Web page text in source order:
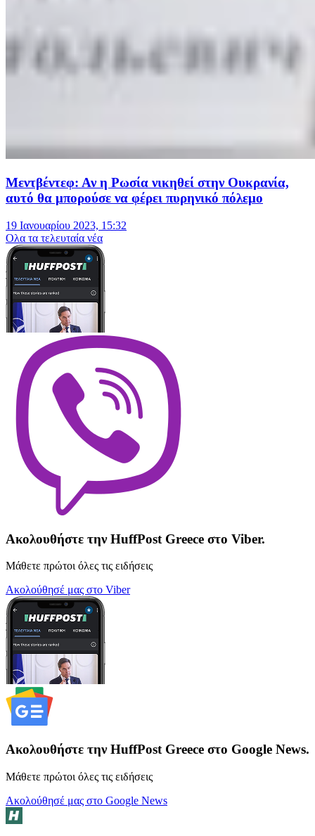
Μεντβέντεφ: Αν η Ρωσία νικηθεί στην Ουκρανία,
αυτό θα μπορούσε να φέρει πυρηνικό πόλεμο
19 Ιανουαρίου 2023, 15:32
Oλα τα τελευταία νέα
Ακολουθήστε την HuffPost Greece στο Viber.
Μάθετε πρώτοι όλες τις ειδήσεις
Ακολούθησέ μας στο Viber
Ακολουθήστε την HuffPost Greece στο Google News.
Μάθετε πρώτοι όλες τις ειδήσεις
Ακολούθησέ μας στο Google News